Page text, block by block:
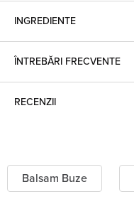
INGREDIENTE
ÎNTREBĂRI FRECVENTE
RECENZII
Balsam Buze